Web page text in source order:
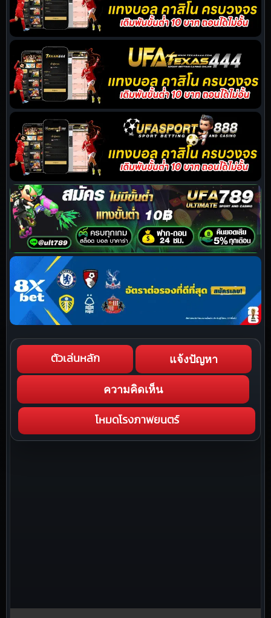
ตัวเล่นหลัก แจ้งปัญหา
ความคิดเห็น
โหมดโรงภาพยนตร์